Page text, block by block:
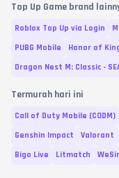
Top Up Game brand
Roblox Top Up via Login
PUBG Mobile
Honor of
Dragon Nest M: Classic -
Termurah hari ini
Call of Duty Mobile (CODM)
Genshin Impact
Valorant
Bigo Live
Litmatch